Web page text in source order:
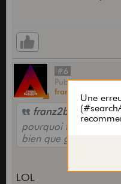
#6
Publiépar
franz2b
franz2b a écrit :
pourquoi tout le
bien que gibson (si si!!)
LOL